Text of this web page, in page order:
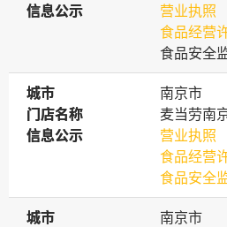
信息公示
信息公示
营业执照
食品经营
食品安全
城市
城市
南京市
门店名称
门店名称
麦当劳南
信息公示
信息公示
营业执照
食品经营
食品安全
城市
城市
南京市